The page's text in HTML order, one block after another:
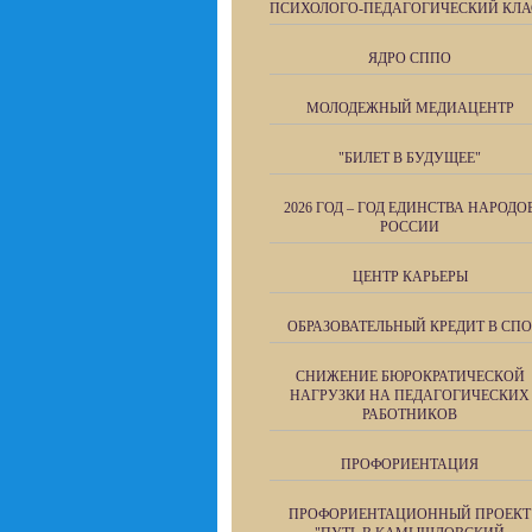
ПСИХОЛОГО-ПЕДАГОГИЧЕСКИЙ
ЯДРО СППО
МОЛОДЕЖНЫЙ МЕДИАЦЕНТР
"БИЛЕТ В БУДУЩЕЕ"
2026 ГОД – ГОД ЕДИНСТВА
РОССИИ
ЦЕНТР КАРЬЕРЫ
ОБРАЗОВАТЕЛЬНЫЙ КРЕДИТ В СПО
СНИЖЕНИЕ БЮРОКРАТИЧЕСКОЙ
НАГРУЗКИ НА ПЕДАГОГИЧЕСКИХ
РАБОТНИКОВ
ПРОФОРИЕНТАЦИЯ
ПРОФОРИЕНТАЦИОННЫЙ ПРОЕКТ